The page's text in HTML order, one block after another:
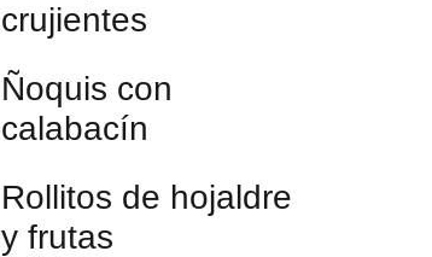
crujientes
Ñoquis con
calabacín
Rollitos de hojaldre
y frutas